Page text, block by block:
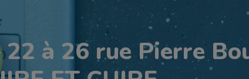
22 à 26 rue Pierre